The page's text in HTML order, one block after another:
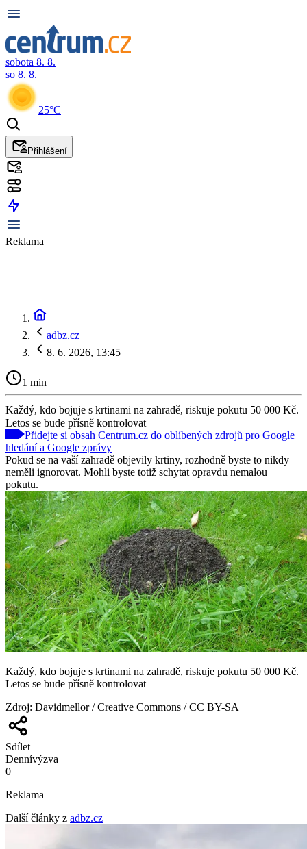
sobota 8. 8.
so 8. 8.
25°C
Přihlášení
Reklama
adbz.cz
8. 6. 2026, 13:45
1 min
Každý, kdo bojuje s krtinami na zahradě, riskuje pokutu 50 000 Kč.
Letos se bude přísně kontrolovat
Přidejte si obsah Centrum.cz do oblíbených zdrojů pro Google
hledání a Google zprávy
Pokud se na vaší zahradě objevily krtiny, rozhodně byste to nikdy
neměli ignorovat. Mohli byste totiž schytat opravdu nemalou
pokutu.
Každý, kdo bojuje s krtinami na zahradě, riskuje pokutu 50 000 Kč.
Letos se bude přísně kontrolovat
Zdroj: Davidmellor / Creative Commons / CC BY-SA
Sdílet
Dennívýzva
0
Reklama
Další články z adbz.cz